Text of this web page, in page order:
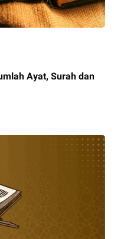
Ayat, Surah dan